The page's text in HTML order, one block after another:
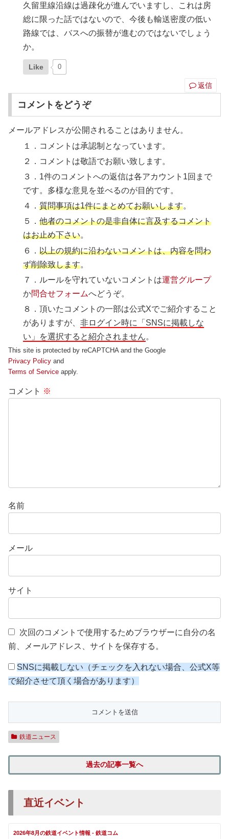
久留里線沿線は過疎化が進んでいますし、これは房
総に限った話ではないので、今後も輸送密度の低い
路線では、バスへの振替が進むのではないでしょう
か。
Like 0
返信
コメントをどうぞ
メールアドレスが公開されることはありません。
１．コメントは承認制となっています。
２．コメントは敬語でお願い致します。
３．1件のコメントへの返信は各アカウント1回まで
です。多様な意見を並べるのが目的です。
４．質問事項は1件にまとめてお願いします。
５．他者のコメントの是非自体に言及するコメント
はお止め下さい。
６．以上の規約に沿わないコメントは、内容を問わ
ず削除致します。
７．ルールを守れていないコメントは運営グループ
か問合せフォームへどうぞ。
８．頂いたコメントの一部は公式Xでご紹介すること
がありますが、非ログイン時に「SNSに掲載しな
い」を選択すると紹介されません。
This site is protected by reCAPTCHA and the Google
Privacy Policy and
Terms of Service apply.
コメント ※
名前
メール
サイト
次回のコメントで使用するためブラウザーに自分の名
前、メールアドレス、サイトを保存する。
SNSに掲載しない（チェックを入れない場合、公式X等
で紹介させて頂く場合があります）
鉄道ニュース
過去の記事一覧へ
直近イベント
2026年8月の鉄道イベント情報 - 鉄道コム